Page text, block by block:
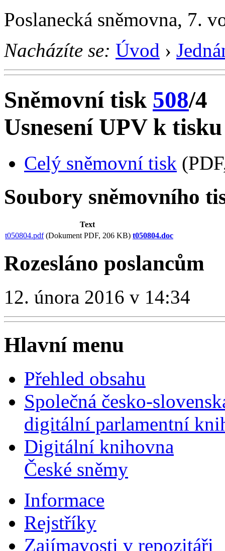
Poslanecká sněmovna, 7.
Nacházíte se: Úvod ›
Sněmovní tisk 508/4
Usnesení UPV k
Celý sněmovní tisk
Soubory sněmovního
Text
t050804.pdf(Dokument PDF, 206 KB) t050804.doc
Rozesláno poslancům
12. února 2016 v 14:34
Hlavní menu
Přehled obsahu
Společná česko-
digitální parlamentní
Digitální knihovna
České sněmy
Informace
Rejstříky
Zajímavosti v repozitáři